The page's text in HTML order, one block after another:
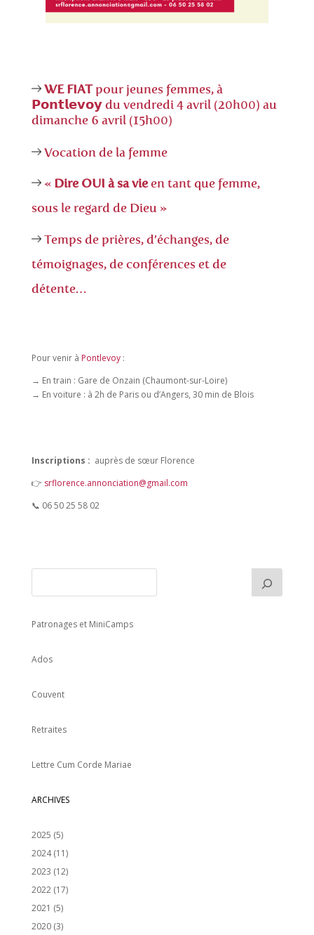
WE FIATpour jeunes femmes, à
𝗣𝗼𝗻𝘁𝗹𝗲𝘃𝗼𝘆 du vendredi 4 avril (20h00) au
dimanche 6 avril (15h00)
Vocation de la femme
« Dire OUI à sa vieen tant que femme,
sous le regard de Dieu »
Temps de prières, d’échanges, de
témoignages, de conférences et de
détente…
Pour venir à Pontlevoy :
→ En train : Gare de Onzain (Chaumont-sur-Loire)
→ En voiture : à 2h de Paris ou d’Angers, 30 min de Blois
Inscriptions : auprès de sœur Florence
👉 srflorence.annonciation@gmail.com
📞 06 50 25 58 02
Patronages et MiniCamps
Ados
Couvent
Retraites
Lettre Cum Corde Mariae
ARCHIVES
2025 (5)
2024(11)
2023 (12)
2022(17)
2021 (5)
2020(3)